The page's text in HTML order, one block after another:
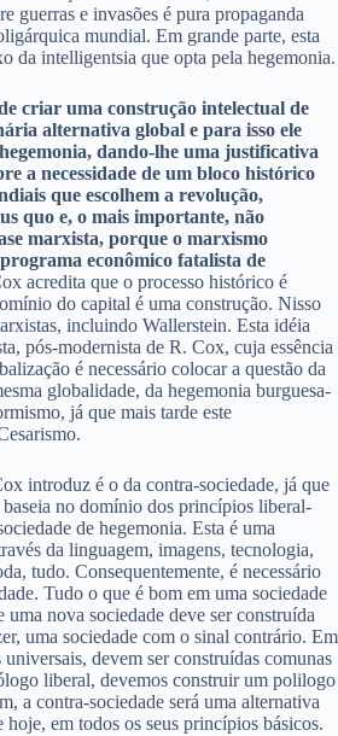
guerras e invasões é pura propaganda
mundial. Em grande parte, esta
da intelligentsia que opta pela hegemonia.
criar uma construção intelectual de
alternativa global e para isso ele
dando-lhe uma justificativa
a necessidade de um bloco histórico
que escolhem a revolução,
quo e, o mais importante, não
marxista, porque o marxismo
econômico fatalista de
acredita que o processo histórico é
do capital é uma construção. Nisso
incluindo Wallerstein. Esta idéia
pós-modernista de R. Cox, cuja essência
é necessário colocar a questão da
globalidade, da hegemonia burguesa-
já que mais tarde este
introduz é o da contra-sociedade, já que
baseia no domínio dos princípios liberal-
de hegemonia. Esta é uma
da linguagem, imagens, tecnologia,
tudo. Consequentemente, é necessário
Tudo o que é bom em uma sociedade
uma nova sociedade deve ser construída
uma sociedade com o sinal contrário. Em
devem ser construídas comunas
liberal, devemos construir um polilogo
a contra-sociedade será uma alternativa
hoje, em todos os seus princípios básicos.